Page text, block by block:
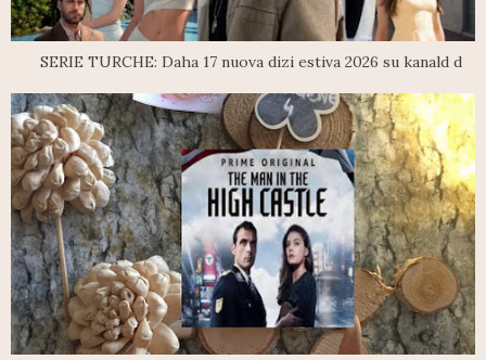
SERIE TURCHE: Daha 17 nuova dizi estiva 2026 su kanald d